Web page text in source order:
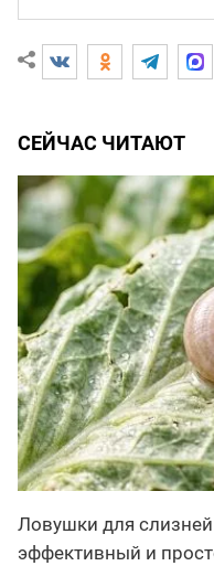
СЕЙЧАС ЧИТАЮТ
Ловушки для
эффективный и